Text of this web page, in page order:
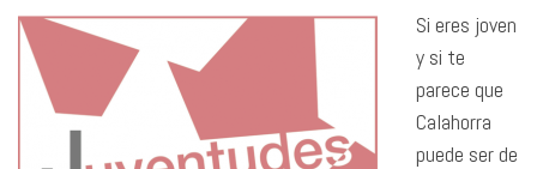
Si eres joven
y si te
parece que
Calahorra
puede ser de